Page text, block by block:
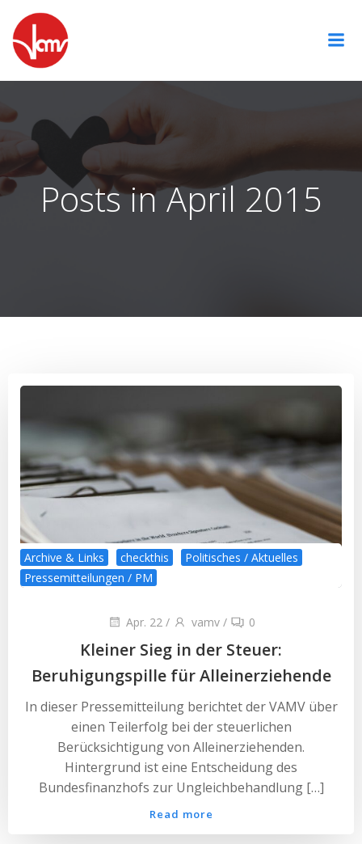
Posts in April 2015
Archive & Links checkthis
Politisches / Aktuelles
Pressemitteilungen / PM
Apr. 22 / vamv / 0
Kleiner Sieg in der Steuer:
Beruhigungspille für Alleinerziehende
In dieser Pressemitteilung berichtet der VAMV über
einen Teilerfolg bei der steuerlichen
Berücksichtigung von Alleinerziehenden.
Hintergrund ist eine Entscheidung des
Bundesfinanzhofs zur Ungleichbehandlung […]
Read more